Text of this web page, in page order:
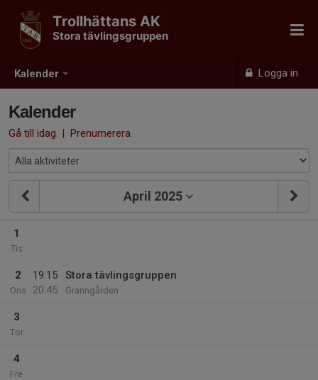
Kalender Logga in
Trollhättans AK
Stora tävlingsgruppen
Kalender
Gå till idag | Prenumerera
April 2025
1
Tis
2
Ons
19:15
20:45
Stora tävlingsgruppen
Granngården
3
Tor
4
Fre